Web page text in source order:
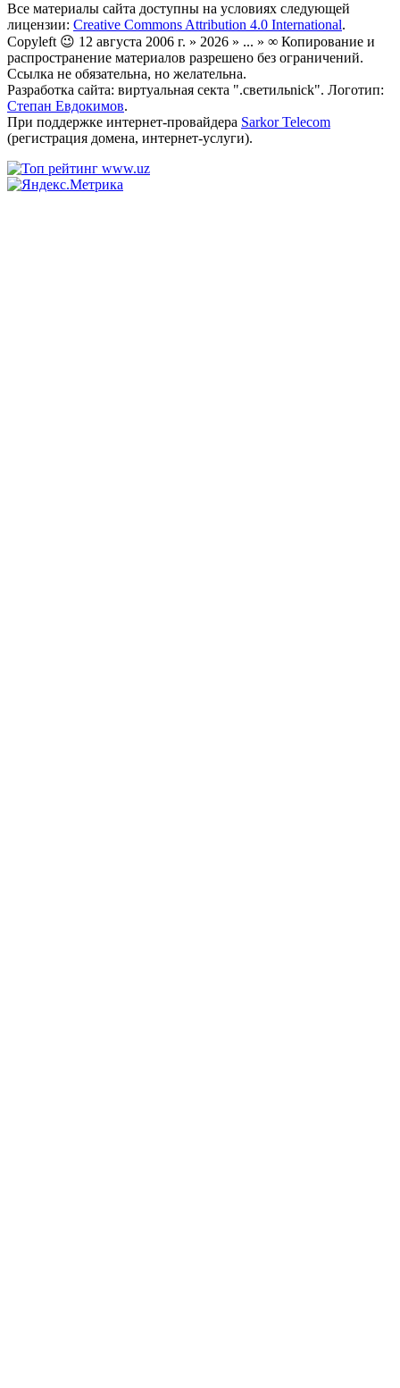
Все материалы сайта доступны на условиях следующей
лицензии: Creative Commons Attribution 4.0 International.
Copyleft 😉 12 августа 2006 г. » 2026 » ... » ∞ Копирование и
распространение материалов разрешено без ограничений.
Ссылка не обязательна, но желательна.
Разработка сайта: виртуальная секта ".светильnick". Логотип:
Степан Евдокимов.
При поддержке интернет-провайдера Sarkor Telecom
(регистрация домена, интернет-услуги).